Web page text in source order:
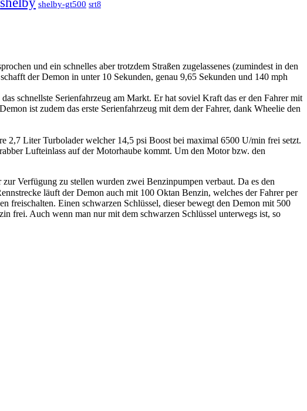
shelby-gt500 srt8
und ein schnelles aber trotzdem Straßen zugelassenes (zumindest in den
der Demon in unter 10 Sekunden, genau 9,65 Sekunden und 140 mph
schnellste Serienfahrzeug am Markt. Er hat soviel Kraft das er den Fahrer mit
ist zudem das erste Serienfahrzeug mit dem der Fahrer, dank Wheelie den
2,7 Liter Turbolader welcher 14,5 psi Boost bei maximal 6500 U/min frei setzt.
Lufteinlass auf der Motorhaube kommt. Um den Motor bzw. den
Verfügung zu stellen wurden zwei Benzinpumpen verbaut. Da es den
läuft der Demon auch mit 100 Oktan Benzin, welches der Fahrer per
Einen schwarzen Schlüssel, dieser bewegt den Demon mit 500
frei. Auch wenn man nur mit dem schwarzen Schlüssel unterwegs ist, so